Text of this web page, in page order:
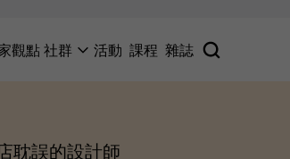
觀點社群 活動 課程 雜誌
耽誤的設計師